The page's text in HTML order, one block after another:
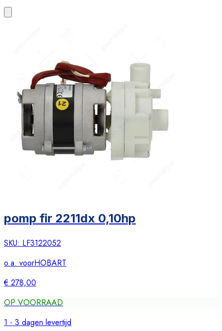
pomp fir 2211dx 0,10hp
SKU: LF3122052
o.a. voorHOBART
€ 278,00
OP VOORRAAD
1 - 3 dagen levertijd